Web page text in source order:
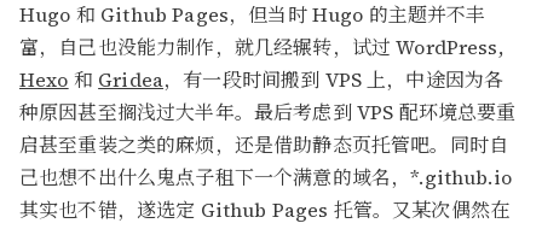
Hugo 和 Github Pages，但当时 Hugo 的主题并不丰
富，自己也没能力制作，就几经辗转，试过 WordPress,
Hexo 和 Gridea，有一段时间搬到 VPS 上，中途因为各
种原因甚至搁浅过大半年。最后考虑到 VPS 配环境总要重
启甚至重装之类的麻烦，还是借助静态页托管吧。同时自
己也想不出什么鬼点子租下一个满意的域名，*.github.io
其实也不错，遂选定 Github Pages 托管。又某次偶然在